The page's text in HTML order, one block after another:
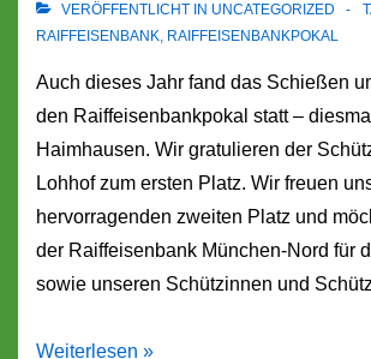
VERÖFFENTLICHT IN UNCATEGORIZED
RAIFFEISENBANK, RAIFFEISENBANKPOKAL
Auch dieses Jahr fand das Schießen
den Raiffeisenbankpokal statt –
Haimhausen. Wir gratulieren der
Lohhof zum ersten Platz. Wir freuen
hervorragenden zweiten Platz und
der Raiffeisenbank München-Nord für
sowie unseren Schützinnen und
Raiffeisenbankpokal
Weiterlesen »